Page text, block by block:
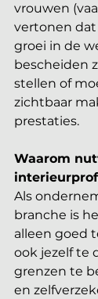
vrouwen
vertonen
groei in de
bescheiden
stellen of
zichtbaar
prestaties.
Waarom
Als
branche is
alleen goed
ook jezelf te
grenzen te
en